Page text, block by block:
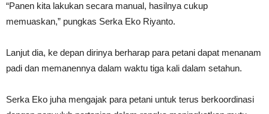
“Panen kita lakukan secara manual, hasilnya cukup
memuaskan,” pungkas Serka Eko Riyanto.
Lanjut dia, ke depan dirinya berharap para petani dapat menanam
padi dan memanennya dalam waktu tiga kali dalam setahun.
Serka Eko juha mengajak para petani untuk terus berkoordinasi